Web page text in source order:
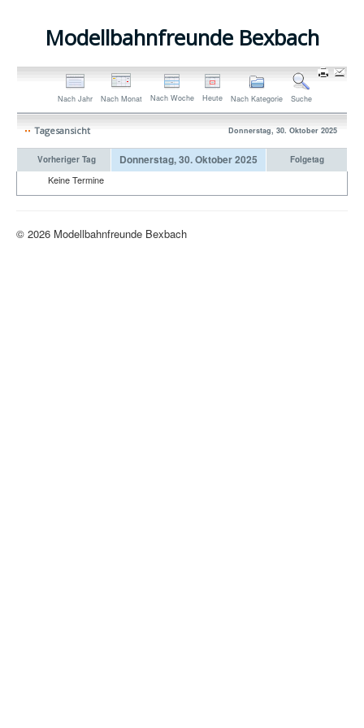
Modellbahnfreunde Bexbach
Nach Jahr Nach Monat Nach Woche Heute Nach Kategorie Suche
Tagesansicht Donnerstag, 30. Oktober 2025
Vorheriger Tag Donnerstag, 30. Oktober 2025 Folgetag
Keine Termine
© 2026 Modellbahnfreunde Bexbach